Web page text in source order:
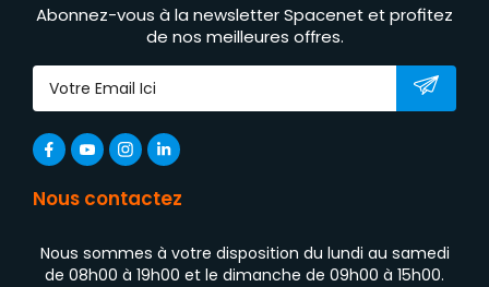
Abonnez-vous à la newsletter Spacenet et profitez
de nos meilleures offres.
Nous contactez
Nous sommes à votre disposition du lundi au samedi
de 08h00 à 19h00 et le dimanche de 09h00 à 15h00.